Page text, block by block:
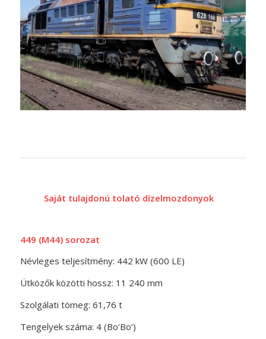
Saját tulajdonú tolató dízelmozdonyok
449 (M44) sorozat
Névleges teljesítmény: 442 kW (600 LE)
Ütközők közötti hossz: 11 240 mm
Szolgálati tömeg: 61,76 t
Tengelyek száma: 4 (Bo’Bo’)